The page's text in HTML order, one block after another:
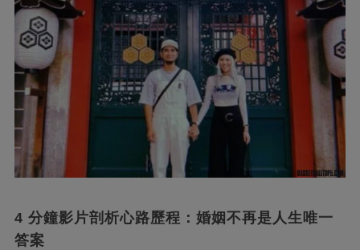
4 分鐘影片剖析心路歷程：婚姻不再是人生唯一
答案